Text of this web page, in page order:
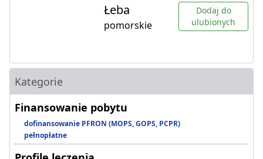
Łeba
pomorskie
Dodaj do
ulubionych
Kategorie
Finansowanie pobytu
dofinansowanie PFRON (MOPS, GOPS, PCPR)
pełnopłatne